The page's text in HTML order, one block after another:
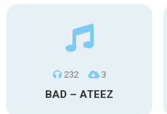
232 3
BAD – ATEEZ